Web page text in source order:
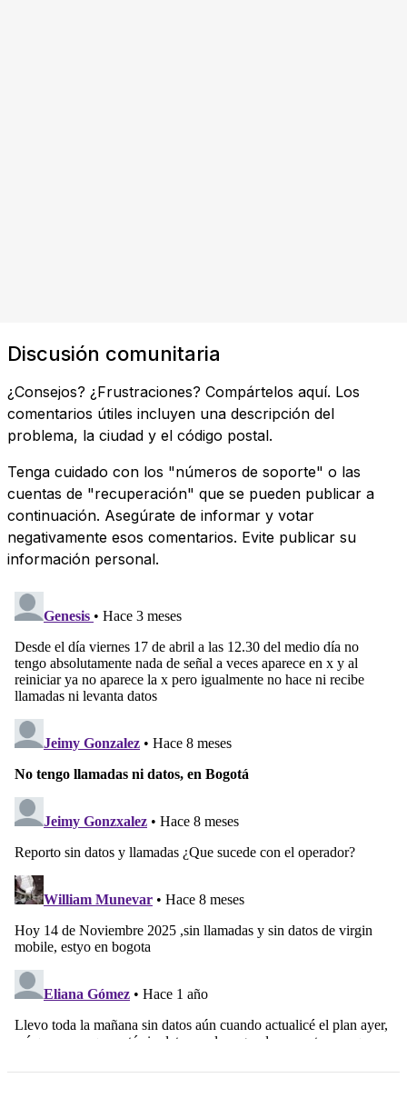
Discusión comunitaria
¿Consejos? ¿Frustraciones? Compártelos aquí. Los
comentarios útiles incluyen una descripción del
problema, la ciudad y el código postal.
Tenga cuidado con los "números de soporte" o las
cuentas de "recuperación" que se pueden publicar a
continuación. Asegúrate de informar y votar
negativamente esos comentarios. Evite publicar su
información personal.